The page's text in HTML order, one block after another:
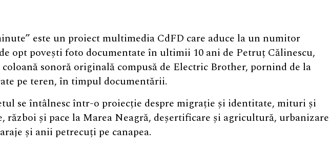
este un proiect multimedia CdFD care aduce la un numitor
opt povești foto documentate în ultimii 10 ani de Petruț Călinescu,
coloană sonoră originală compusă de Electric Brother, pornind de la
pe teren, în timpul documentării.
se întâlnesc într-o proiecție despre migrație și identitate, mituri și
război și pace la Marea Neagră, deșertificare și agricultură, urbanizare
și anii petrecuți pe canapea.